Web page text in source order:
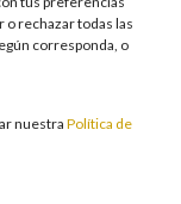
o rechazar todas las
corresponda, o
nuestra Política de
18 años y a las
de prohibición y/o
para reforzar una
trastornos
y mejoramos de
mediante la